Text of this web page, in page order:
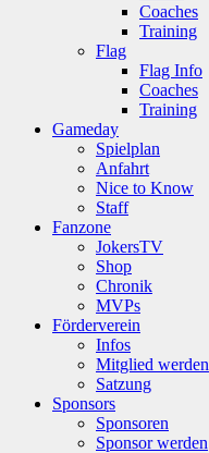
Coaches
Training
Flag
Flag Info
Coaches
Training
Gameday
Spielplan
Anfahrt
Nice to Know
Staff
Fanzone
JokersTV
Shop
Chronik
MVPs
Förderverein
Infos
Mitglied werden
Satzung
Sponsors
Sponsoren
Sponsor werden